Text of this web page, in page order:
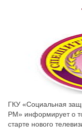
ГКУ «Социальная
РМ» информирует о
старте нового